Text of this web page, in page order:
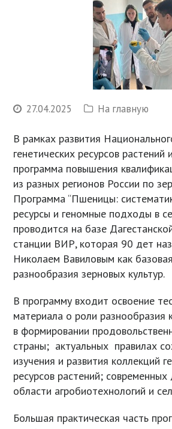
27.04.2025 На главную
В рамках развития
генетических ресурсов
программа повышения
из разных регионов России по
Программа “Пшеницы:
ресурсы и геномные подходы в
проводится на базе
станции ВИР, которая 90 дет
Николаем Вавиловым как
разнообразия зерновых культур.
В программу входит освоение
материала о роли разнообразия
в формировании
страны; актуальных правилах
изучения и развития коллекций
ресурсов растений;
области агробиотехнологий и
Большая практическая часть